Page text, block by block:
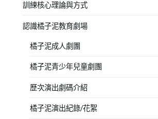
訓練核心理論與方式
認識橘子泥教育劇場
橘子泥成人劇團
橘子泥青少年兒童劇團
歷次演出劇碼介紹
橘子泥演出紀錄/花絮